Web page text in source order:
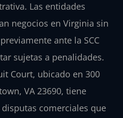
Las entidades
negocios en Virginia sin
ante la SCC
sujetas a penalidades.
Court, ubicado en 300
VA 23690, tiene
comerciales que